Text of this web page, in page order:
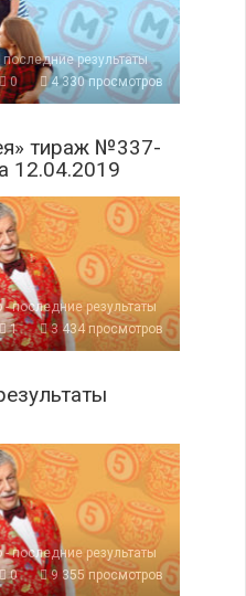
результаты
0
4 330 просмотров
тираж №337-
12.04.2019
последние результаты
1
3 434 просмотров
последние результаты
0
9 355 просмотров